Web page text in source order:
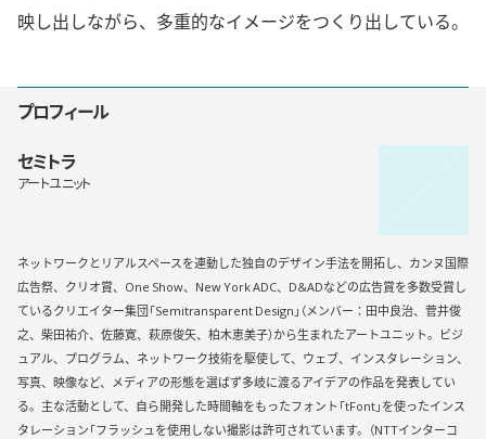
映し出しながら、多重的なイメージをつくり出している。
プロフィール
セミトラ
アートユニット
ネットワークとリアルスペースを連動した独自のデザイン手法を開拓し、カンヌ国際
広告祭、クリオ賞、One Show、New York ADC、D&ADなどの広告賞を多数受賞し
ているクリエイター集団「Semitransparent Design」（メンバー：田中良治、菅井俊
之、柴田祐介、佐藤寛、萩原俊矢、柏木恵美子）から生まれたアートユニット。ビジ
ュアル、プログラム、ネットワーク技術を駆使して、ウェブ、インスタレーション、
写真、映像など、メディアの形態を選ばず多岐に渡るアイデアの作品を発表してい
る。主な活動として、自ら開発した時間軸をもったフォント「tFont」を使ったインス
タレーション「フラッシュを使用しない撮影は許可されています。（NTTインターコ